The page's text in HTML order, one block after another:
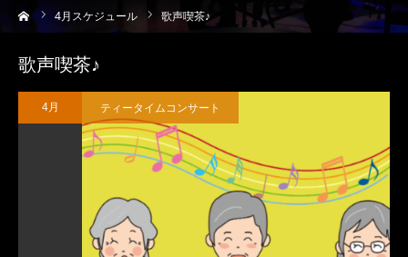
4月スケジュール 歌声喫茶♪
歌声喫茶♪
4月 ティータイムコンサート